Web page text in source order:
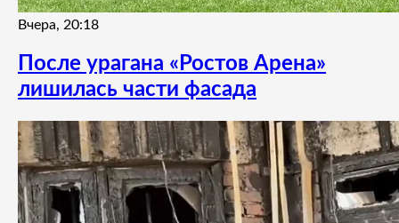
Вчера, 20:18
После урагана «Ростов Арена»
лишилась части фасада